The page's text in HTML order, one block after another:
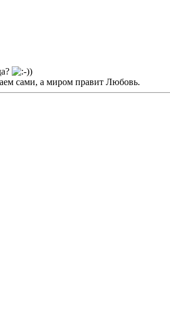
сами, а миром правит Любовь.